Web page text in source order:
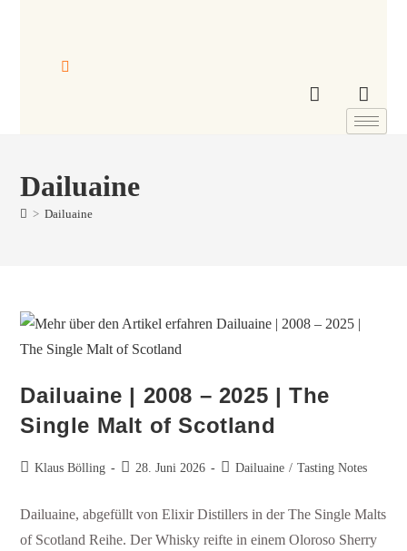
Dailuaine
> Dailuaine
Dailuaine | 2008 – 2025 | The
Single Malt of Scotland
Klaus Bölling 28. Juni 2026 Dailuaine / Tasting Notes
Dailuaine, abgefüllt von Elixir Distillers in der The Single Malts
of Scotland Reihe. Der Whisky reifte in einem Oloroso Sherry